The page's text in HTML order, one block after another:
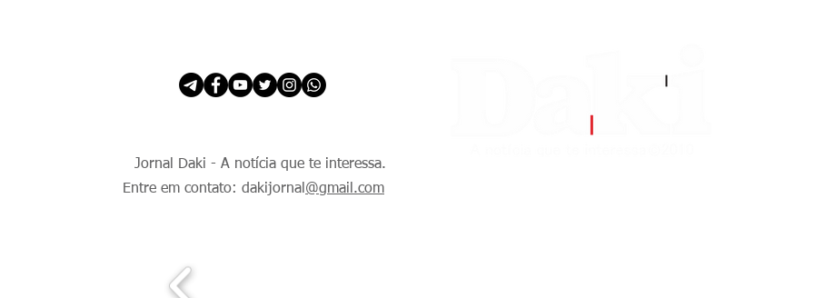
Jornal Daki - A notícia que te interessa.
Entre em contato: dakijornal @gmail.com